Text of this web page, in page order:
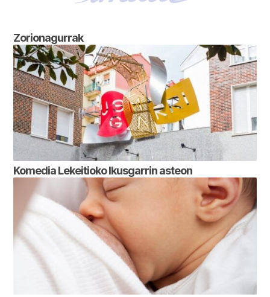
Zorionagurrak
Komedia Lekeitioko Ikusgarrin asteon